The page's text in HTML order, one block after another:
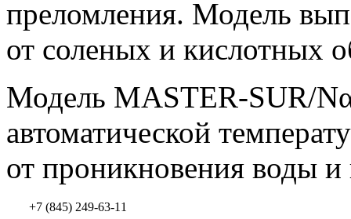
преломления. Модель
от соленых и кислотных
Модель MASTER-SUR/
автоматической
от проникновения воды
+7 (845) 249-63-11